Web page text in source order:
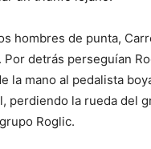
hombres de punta,
detrás perseguían
la mano al pedalista
perdiendo la rueda del
Roglic.